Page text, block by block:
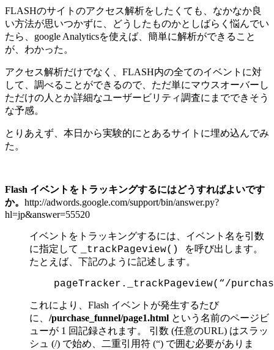
FLASHのサイトのアクセス解析をしたくても、なかなか良
い方法が思いつかずに、どうしたものかとしばらく悩んでい
たら、google Analyticsを使えば、簡単に解析ができること
が、わかった。
アクセス解析だけでなく、FLASH内の全てのイベントに対
して、調べることができるので、ただ単にマウスオーバーし
ただけの人とか詳細なユーザービリティ調査にまでできそう
な予感。
とりあえず、本日から実験的にとあるサイトに埋め込んでみ
た。
Flash イベントをトラッキングするにはどうすればよいです
か。 http://adwords.google.com/support/bin/answer.py?
hl=jp&answer=55520
イベントをトラッキングするには、イベント名を引数
に指定して
_trackPageview()
を呼び出します。
たとえば、下記のように記述します。
pageTracker._trackPageview(“/
これにより、Flash イベントが発生するたび
に、 /purchase_funnel/page1.html という名前のページビ
ューが 1 回記録されます。 引数 (任意のURL) はスラッ
シュ (/) で始め、二重引用符 (“) で囲む必要がありま